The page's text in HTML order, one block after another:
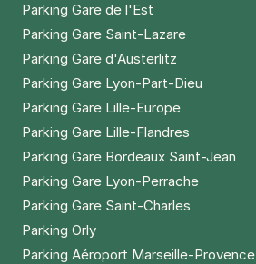
Parking Gare de l'Est
Parking Gare Saint-Lazare
Parking Gare d'Austerlitz
Parking Gare Lyon-Part-Dieu
Parking Gare Lille-Europe
Parking Gare Lille-Flandres
Parking Gare Bordeaux Saint-Jean
Parking Gare Lyon-Perrache
Parking Gare Saint-Charles
Parking Orly
Parking Aéroport Marseille-Provence